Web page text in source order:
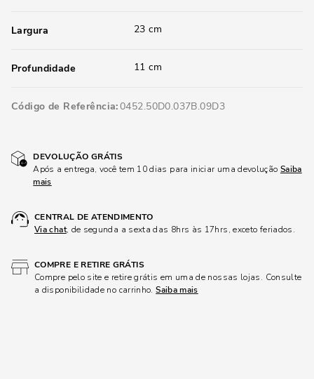
Largura 23 cm
Profundidade 11 cm
Código de Referência 0452.50D0.037B.09D3
DEVOLUÇÃO GRÁTIS
Após a entrega, você tem 10 dias para iniciar uma devolução Saiba
mais
CENTRAL DE ATENDIMENTO
Via chat, de segunda a sexta das 8hrs às 17hrs, exceto feriados.
COMPRE E RETIRE GRÁTIS
Compre pelo site e retire grátis em uma de nossas lojas. Consulte
a disponibilidade no carrinho.Saiba mais